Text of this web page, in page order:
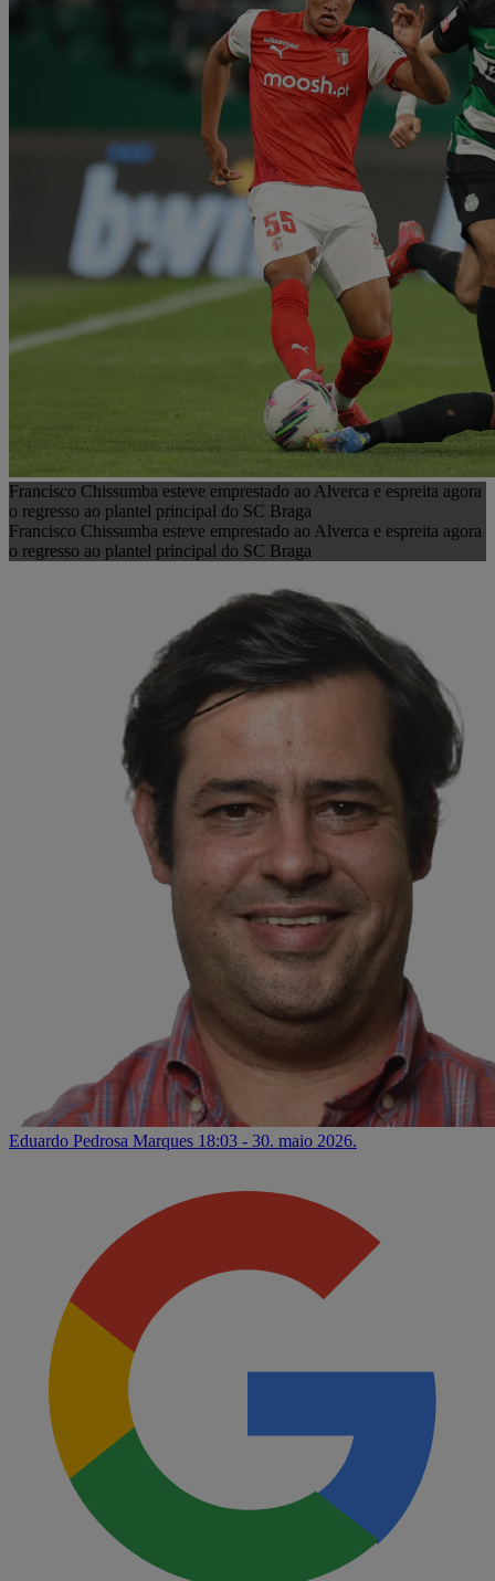
Francisco Chissumba esteve emprestado ao Alverca e espreita agora
o regresso ao plantel principal do SC Braga
Francisco Chissumba esteve emprestado ao Alverca e espreita agora
o regresso ao plantel principal do SC Braga
Eduardo Pedrosa Marques 18:03 - 30. maio 2026.